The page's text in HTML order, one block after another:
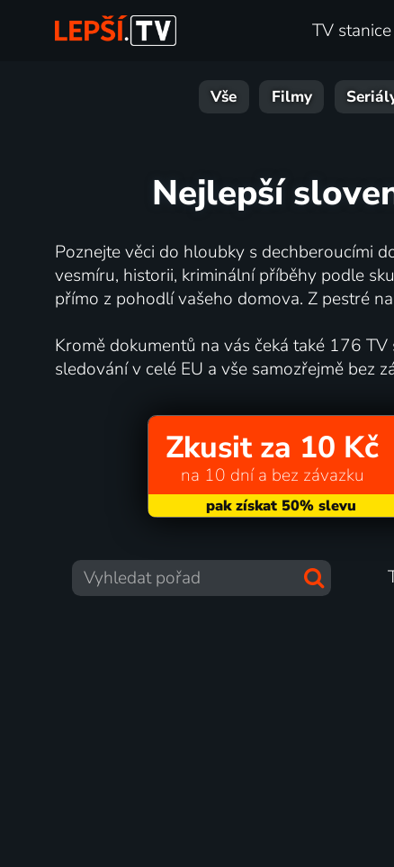
TV stanice
Vše Filmy
Nejlepší
Poznejte věci do hloubky s dechberoucími
vesmíru, historii, kriminální příběhy podle
přímo z pohodlí vašeho domova. Z pestré
Kromě dokumentů na vás čeká také 176
sledování v celé EU a vše samozřejmě bez
Zkusit za 10 Kč
na 10 dní a bez závazku